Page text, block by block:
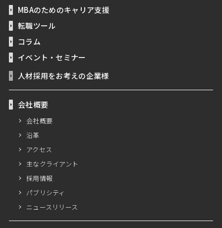
MBAのためのキャリア支援
転職ツール
コラム
イベント・セミナー
人材採用をお考えの企業様
会社概要
会社概要
沿革
アクセス
主なクライアント
採用情報
パブリシティ
ニュースリリース